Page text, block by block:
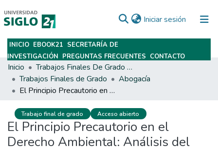
Iniciar sesión (current)
Subir
INICIO EBOOK21 SECRETARÍA DE
INVESTIGACIÓN PREGUNTAS FRECUENTES CONTACTO
Inicio
Trabajos Finales De Grado Y Posgrado
Trabajos Finales de Grado
Abogacía
El Principio Precautorio en el Derecho Ambiental: Análisis del Fallo “Cruz, Felipa y otros c/Minera Alumbrera Limited y otros s/sumarísimo”
Trabajo final de grado Acceso abierto
El Principio Precautorio en el
Derecho Ambiental: Análisis del